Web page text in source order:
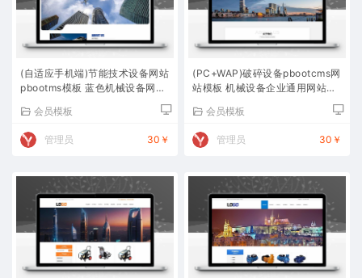
(自适应手机端)节能技术设备网站
pbootms模板 蓝色机械设备网站
会员模板
管理员 30￥
(PC+WAP)破碎设备pbootcms网
站模板 机械设备企业通用网站源
会员模板
管理员 30￥